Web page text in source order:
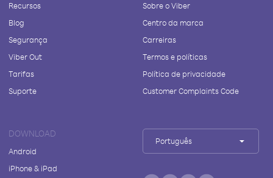
Recursos
Blog
Segurança
Viber Out
Tarifas
Suporte
Sobre o Viber
Centro da marca
Carreiras
Termos e políticas
Política de privacidade
Customer Complaints Code
DOWNLOAD
Android
iPhone & iPad
Português